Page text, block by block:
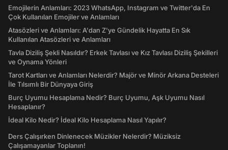
Emojilerin Anlamları: 2023 WhatsApp, Instagram ve Twitter'da En
Çok Kullanılan Emojiler ve Anlamları
Atasözleri ve Anlamları: A'dan Z'ye Gündelik Hayatta En Sık
Kullanılan Atasözleri ve Anlamları
Tavla Diziliş Şekli Nasıldır? Erkek Tavlası ve Kız Tavlası Diziliş Şekilleri
ve Oynama Yönleri
Tarot Kartları ve Anlamları Nelerdir? Majör ve Minör Arkana Desteleri
İle Tılsımlı Bir Dünyaya Giriş
Burç Uyumu Hesaplama Nedir? Burç Uyumu, Aşk Uyumu Nasıl
Hesaplanır?
İdeal Kilo Nedir? İdeal Kilo Hesaplama Nasıl Yapılır?
Ders Çalışırken Dinlenecek Müzikler Nelerdir? Müziksiz
Çalışamayanlar Toplanın!